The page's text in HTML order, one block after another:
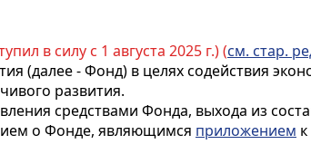
в силу с 1 августа 2025 г.) (см. стар.
(далее - Фонд) в целях содействия
развития.
средствами Фонда, выхода из
о Фонде, являющимся приложением